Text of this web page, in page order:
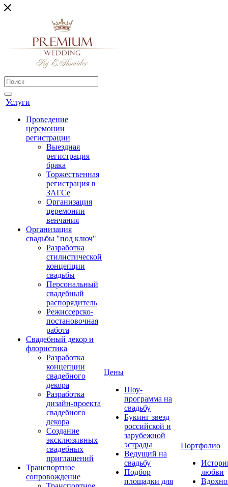
Услуги
Проведение
церемонии
регистрации
Выездная
регистрация
брака
Торжественная
регистрация в
ЗАГСе
Организация
церемонии
венчания
Организация
свадьбы "под ключ"
Разработка
стилистической
концепции
свадьбы
Персональный
свадебный
распорядитель
Режиссерско-
постановочная
работа
Свадебный декор и
флористика
Разработка
концепции
свадебного
декора
Разработка
дизайн-проекта
свадебного
декора
Создание
эксклюзивных
свадебных
приглашений
Транспортное
сопровождение
Цены
Шоу-
программа на
свадьбу
Букинг звезд
российской и
зарубежной
эстрады
Ведущий на
свадьбу
Подбор
площадки для
Портфолио
любви